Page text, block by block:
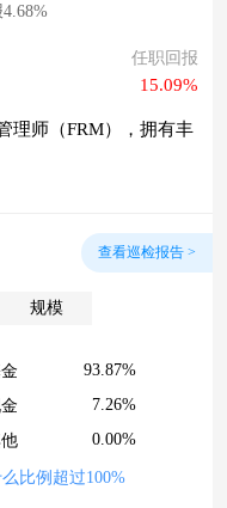
任职回报
15.09%
理师（FRM），拥有丰
查看巡检报告 >
规模
93.87%
7.26%
0.00%
比例超过100%